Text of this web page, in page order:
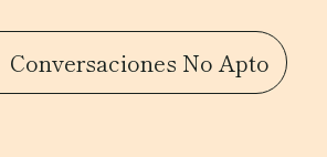
Conversaciones No Apto